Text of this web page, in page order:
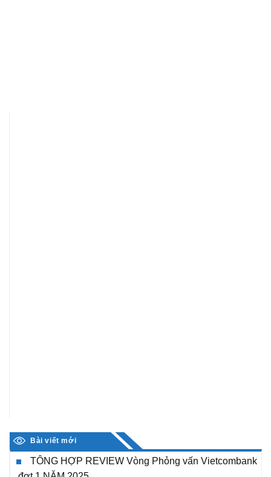
Bài viết mới
TÔNG HỢP REVIEW Vòng Phỏng vấn Vietcombank